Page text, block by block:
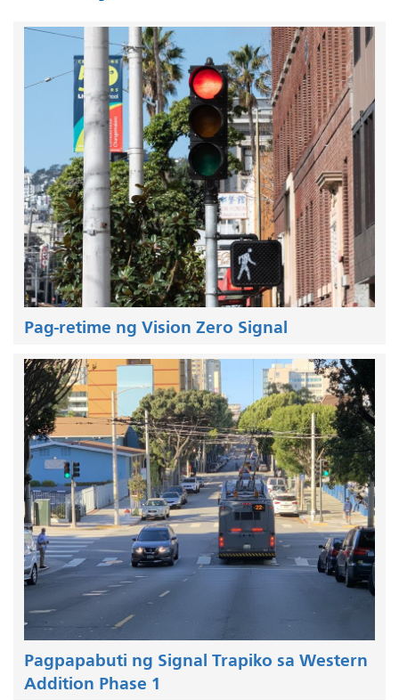
Pag-retime ng Vision Zero Signal
Pagpapabuti ng Signal Trapiko sa Western
Addition Phase 1